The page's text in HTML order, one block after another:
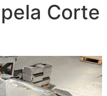
Corte